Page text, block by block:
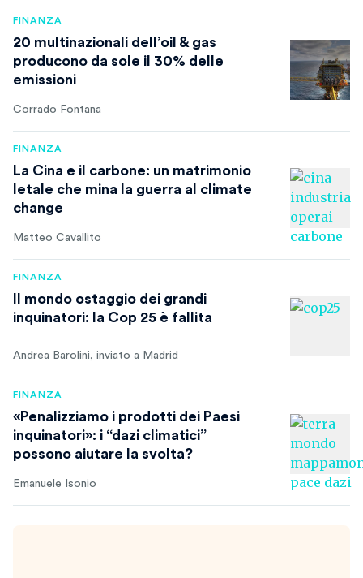
FINANZA
20 multinazionali dell’oil & gas
producono da sole il 30% delle
emissioni
Corrado Fontana
FINANZA
La Cina e il carbone: un matrimonio
letale che mina la guerra al climate
change
Matteo Cavallito
FINANZA
Il mondo ostaggio dei grandi
inquinatori: la Cop 25 è fallita
Andrea Barolini, inviato a Madrid
FINANZA
«Penalizziamo i prodotti dei Paesi
inquinatori»: i “dazi climatici”
possono aiutare la svolta?
Emanuele Isonio